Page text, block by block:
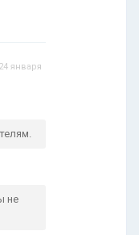
24 января
не